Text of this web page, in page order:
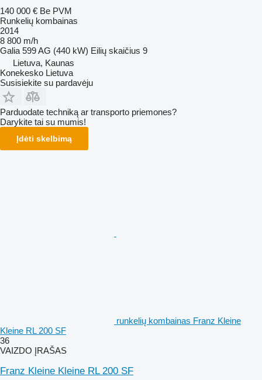
140 000 € Be PVM
Runkelių kombainas
2014
8 800 m/h
Galia 599 AG (440 kW) Eilių skaičius 9
Lietuva, Kaunas
Konekesko Lietuva
Susisiekite su pardavėju
Parduodate techniką ar transporto priemones?
Darykite tai su mumis!
Įdėti skelbimą
runkelių kombainas Franz Kleine
Kleine RL 200 SF
36
VAIZDO ĮRAŠAS
Franz Kleine Kleine RL 200 SF